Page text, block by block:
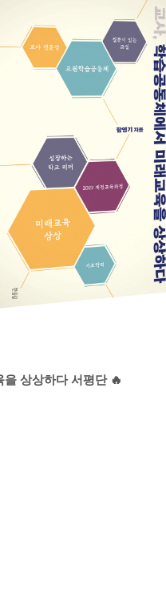
을 상상하다 서평단 🔥